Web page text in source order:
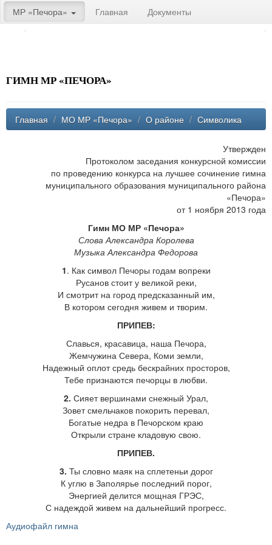
МР «Печора» Главная Документы
ГИМН МР «ПЕЧОРА»
Главная / МО МР «Печора» / О районе / Символика
Утвержден
Протоколом заседания конкурсной комиссии
по проведению конкурса на лучшее сочинение гимна
муниципального образования муниципального района
«Печора»
от 1 ноября 2013 года
Гимн МО МР «Печора»
Слова Александра Королева
Музыка Александра Федорова
1. Как символ Печоры годам вопреки
Русанов стоит у великой реки,
И смотрит на город предсказанный им,
В котором сегодня живем и творим.
ПРИПЕВ:
Славься, красавица, наша Печора,
Жемчужина Севера, Коми земли,
Надежный оплот средь бескрайних просторов,
Тебе признаются печорцы в любви.
2. Сияет вершинами снежный Урал,
Зовет смельчаков покорить перевал,
Богатые недра в Печорском краю
Открыли стране кладовую свою.
ПРИПЕВ.
3. Ты словно маяк на сплетеньи дорог
К углю в Заполярье последний порог,
Энергией делится мощная ГРЭС,
С надеждой живем на дальнейший прогресс.
Аудиофайл гимна